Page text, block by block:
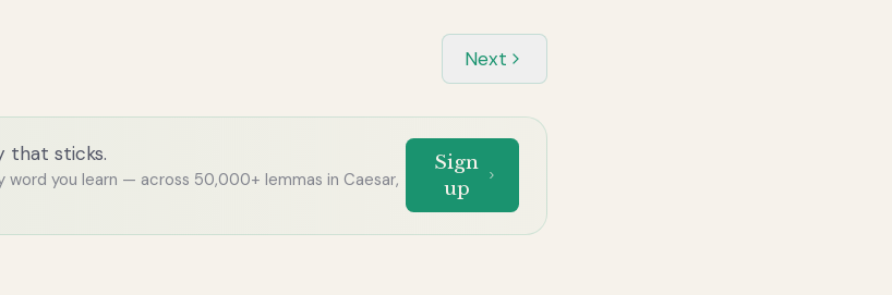
Next
that sticks.
you learn — across 50,000+ lemmas in Caesar,
Sign
up